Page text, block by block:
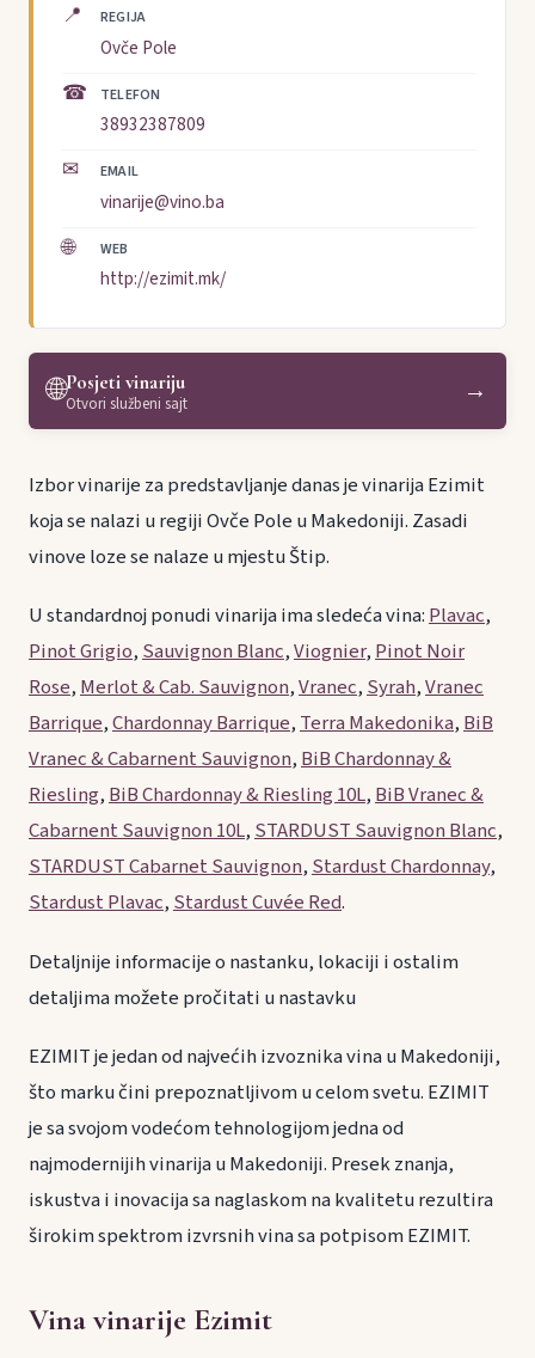
📍 REGIJA
Ovče Pole
☎ TELEFON
38932387809
✉ EMAIL
vinarije@vino.ba
🌐 WEB
http://ezimit.mk/
🌐Posjeti vinariju
Otvori službeni sajt →
Izbor vinarije za predstavljanje danas je vinarija Ezimit
koja se nalazi u regiji Ovče Pole u Makedoniji. Zasadi
vinove loze se nalaze u mjestu Štip.
U standardnoj ponudi vinarija ima sledeća vina:Plavac,
Pinot Grigio,Sauvignon Blanc,Viognier,Pinot Noir
Rose,Merlot & Cab. Sauvignon,Vranec,Syrah,Vranec
Barrique,Chardonnay Barrique,Terra Makedonika,BiB
Vranec & Cabarnent Sauvignon,BiB Chardonnay &
Riesling,BiB Chardonnay & Riesling 10L,BiB Vranec &
Cabarnent Sauvignon 10L,STARDUST Sauvignon Blanc,
STARDUST Cabarnet Sauvignon,Stardust Chardonnay,
Stardust Plavac,Stardust Cuvée Red.
Detaljnije informacije o nastanku, lokaciji i ostalim
detaljima možete pročitati u nastavku
EZIMIT je jedan od najvećih izvoznika vina u Makedoniji,
što marku čini prepoznatljivom u celom svetu. EZIMIT
je sa svojom vodećom tehnologijom jedna od
najmodernijih vinarija u Makedoniji. Presek znanja,
iskustva i inovacija sa naglaskom na kvalitetu rezultira
širokim spektrom izvrsnih vina sa potpisom EZIMIT.
Vina vinarije Ezimit